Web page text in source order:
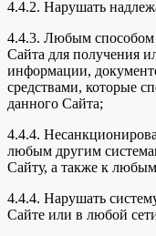
4.4.2. Нарушать
4.4.3. Любым способом
Сайта для получения
информации,
средствами, которые
данного Сайта;
4.4.4.
любым другим
Сайту, а также к
4.4.4. Нарушать
Сайте или в любой